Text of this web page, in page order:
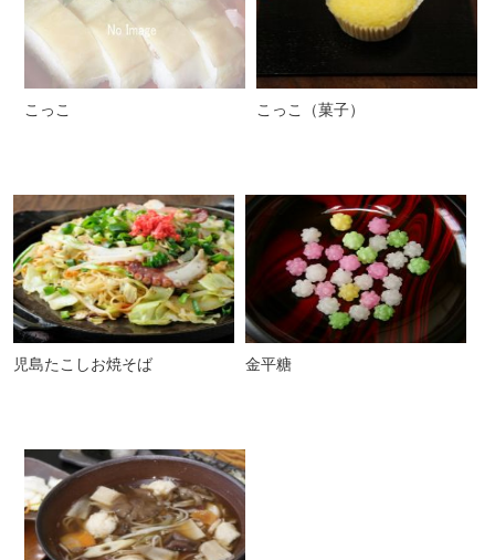
こっこ こっこ（菓子）
児島たこしお焼そば 金平糖